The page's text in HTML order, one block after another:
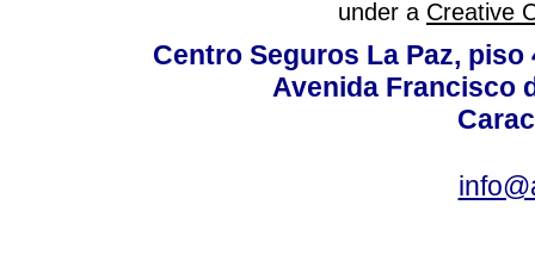
under a Creative
Centro Seguros La Paz,
Avenida Francisco